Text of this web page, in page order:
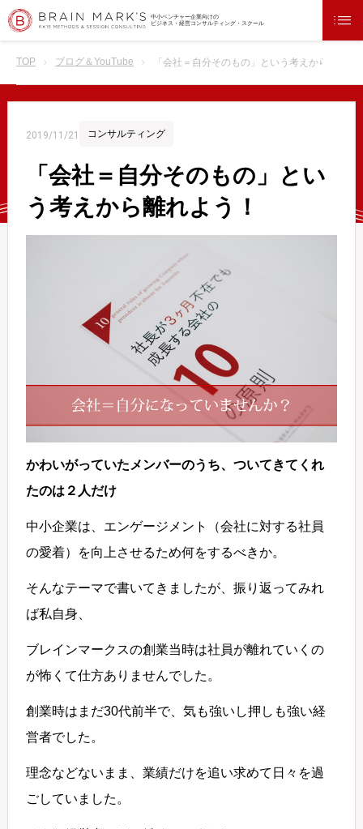
中小ベンチャー企業向けの
ビジネス・経営コンサルティング・スクール
TOP ブログ＆YouTube 「会社＝自分そのもの」という考えから離れよ
2019/11/21 コンサルティング
「会社＝自分そのもの」とい
う考えから離れよう！
かわいがっていたメンバーのうち、ついてきてくれ
たのは２人だけ
中小企業は、エンゲージメント（会社に対する社員
の愛着）を向上させるため何をするべきか。
そんなテーマで書いてきましたが、振り返ってみれ
ば私自身、
ブレインマークスの創業当時は社員が離れていくの
が怖くて仕方ありませんでした。
創業時はまだ30代前半で、気も強いし押しも強い経
営者でした。
理念などないまま、業績だけを追い求めて日々を過
ごしていました。